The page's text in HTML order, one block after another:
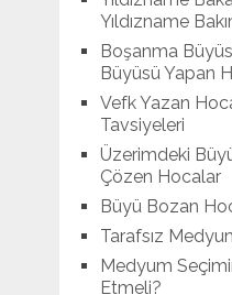
Yıldızname
Boşanma
Büyüsü Yapan
Vefk Yazan
Tavsiyeleri
Üzerimdeki
Çözen Hocalar
Büyü Bozan
Tarafsız
Medyum
Etmeli?